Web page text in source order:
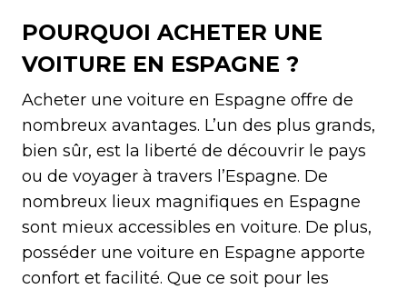
POURQUOI ACHETER UNE
VOITURE EN ESPAGNE ?
Acheter une voiture en Espagne offre de
nombreux avantages. L’un des plus grands,
bien sûr, est la liberté de découvrir le pays
ou de voyager à travers l’Espagne. De
nombreux lieux magnifiques en Espagne
sont mieux accessibles en voiture. De plus,
posséder une voiture en Espagne apporte
confort et facilité. Que ce soit pour les